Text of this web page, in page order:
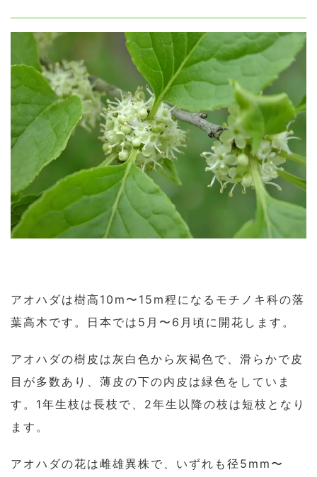
アオハダは樹高10m〜15m程になるモチノキ科の落
葉高木です。日本では5月〜6月頃に開花します。
アオハダの樹皮は灰白色から灰褐色で、滑らかで皮
目が多数あり、薄皮の下の内皮は緑色をしていま
す。1年生枝は長枝で、2年生以降の枝は短枝となり
ます。
アオハダの花は雌雄異株で、いずれも径5mm〜